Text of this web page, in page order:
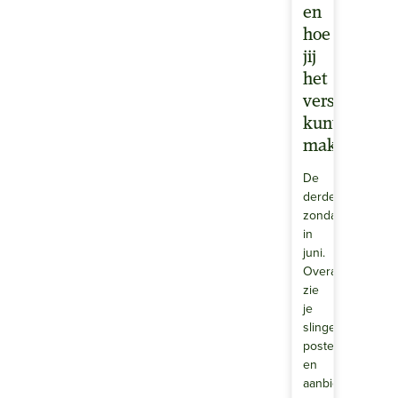
en
hoe
jij
het
verschil
kunt
maken
De
derde
zondag
in
juni.
Overal
zie
je
slingers,
posters
en
aanbiedingen